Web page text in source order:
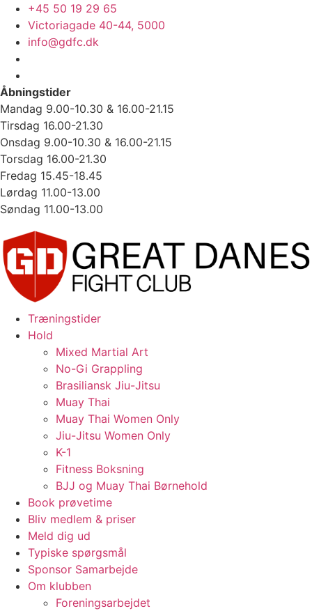
Videre
indhold
+45 50 19 29 65
Victoriagade 40-44, 5000
info@gdfc.dk
Åbningstider
Mandag 9.00-10.30 & 16.00-21.15
Tirsdag 16.00-21.30
Onsdag 9.00-10.30 & 16.00-21.15
Torsdag 16.00-21.30
Fredag 15.45-18.45
Lørdag 11.00-13.00
Søndag 11.00-13.00
Træningstider
Hold
Mixed Martial Art
No-Gi Grappling
Brasiliansk Jiu-Jitsu
Muay Thai
Muay Thai Women Only
Jiu-Jitsu Women Only
K-1
Fitness Boksning
BJJ og Muay Thai Børnehold
Book prøvetime
Bliv medlem & priser
Meld dig ud
Typiske spørgsmål
Sponsor Samarbejde
Om klubben
Foreningsarbejdet